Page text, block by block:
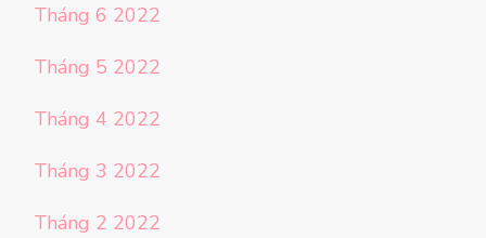
Tháng 6 2022
Tháng 5 2022
Tháng 4 2022
Tháng 3 2022
Tháng 2 2022